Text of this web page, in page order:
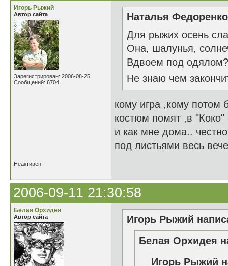
Игорь Рыжий
Автор сайта
Зарегистрирован: 2006-08-25
Сообщений: 6704
Наталья
Для рыжих осень
Она, шалунья,
Вдвоем под
Не знаю чем
кому игра ,кому потом
костюм помят ,в "Коко"
и как мне дома..
под листьями весь
Неактивен
2006-09-11 21:30:58
Белая Орхидея
Автор сайта
Игорь Рыжий
Белая Орхидея
Игорь Рыжий